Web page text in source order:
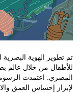
تم تطوير الهوية البصرية
للأطفال من خلال عالم
المصري. اعتمدت
لإبراز إحساس العمق